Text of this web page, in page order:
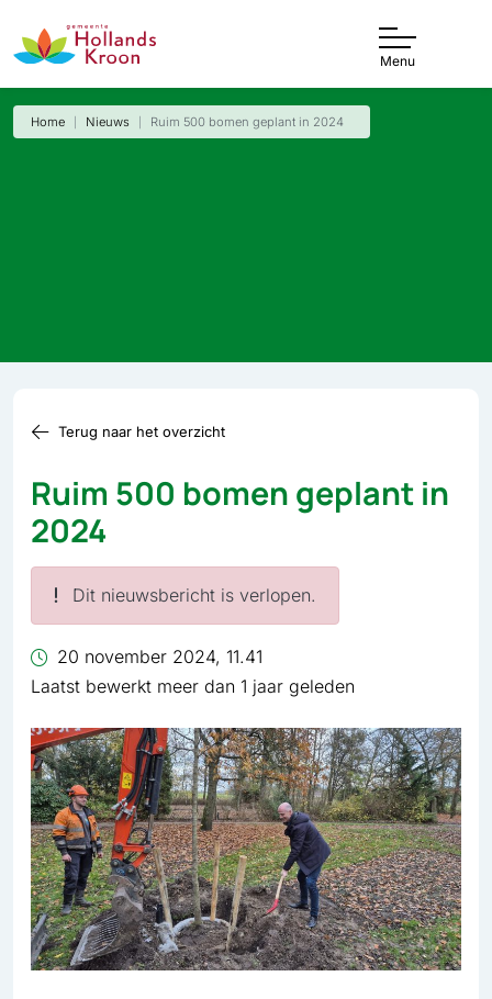
Menu
Home Nieuws Ruim 500 bomen geplant in 2024
Terug naar het overzicht
Ruim 500 bomen geplant in
2024
Dit nieuwsbericht is verlopen.
20 november 2024, 11.41
Laatst bewerkt meer dan 1 jaar geleden